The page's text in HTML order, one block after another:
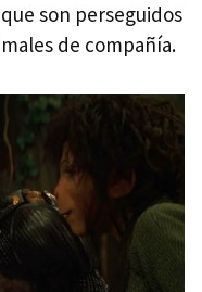
son perseguidos
de compañía.